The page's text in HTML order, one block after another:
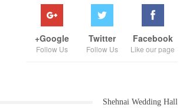
Facebook
Like our page
Twitter
Follow Us
Google+
Follow Us
Shehnai Wedding Hall